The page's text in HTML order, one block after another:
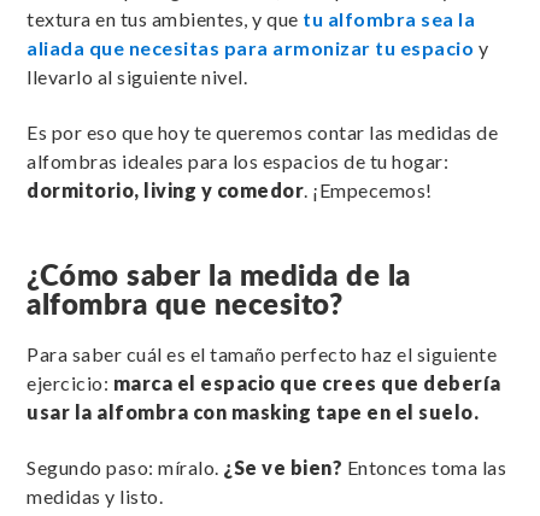
textura en tus ambientes, y que tu alfombra sea la
aliada que necesitas para armonizar tu espacio y
llevarlo al siguiente nivel.
Es por eso que hoy te queremos contar las medidas de
alfombras ideales para los espacios de tu hogar:
dormitorio, living y comedor. ¡Empecemos!
¿Cómo saber la medida de la
alfombra que necesito?
Para saber cuál es el tamaño perfecto haz el siguiente
ejercicio: marca el espacio que crees que debería
usar la alfombra con masking tape en el suelo.
Segundo paso: míralo. ¿Se ve bien? Entonces toma las
medidas y listo.